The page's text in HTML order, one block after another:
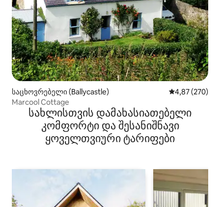
საცხოვრებელი (Ballycastle) საშუალო
4,87 (270)
Marcool Cottage
სახლისთვის დამახასიათებელი
კომფორტი და შესანიშნავი
ყოველთვიური ტარიფები